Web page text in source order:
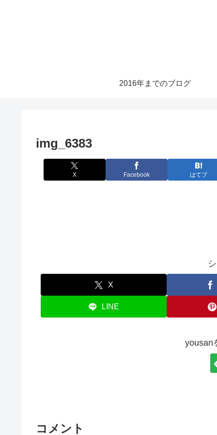
2016年までのブログ
img_6383
X Facebook はてブ
X
LINE
yousan
コメント